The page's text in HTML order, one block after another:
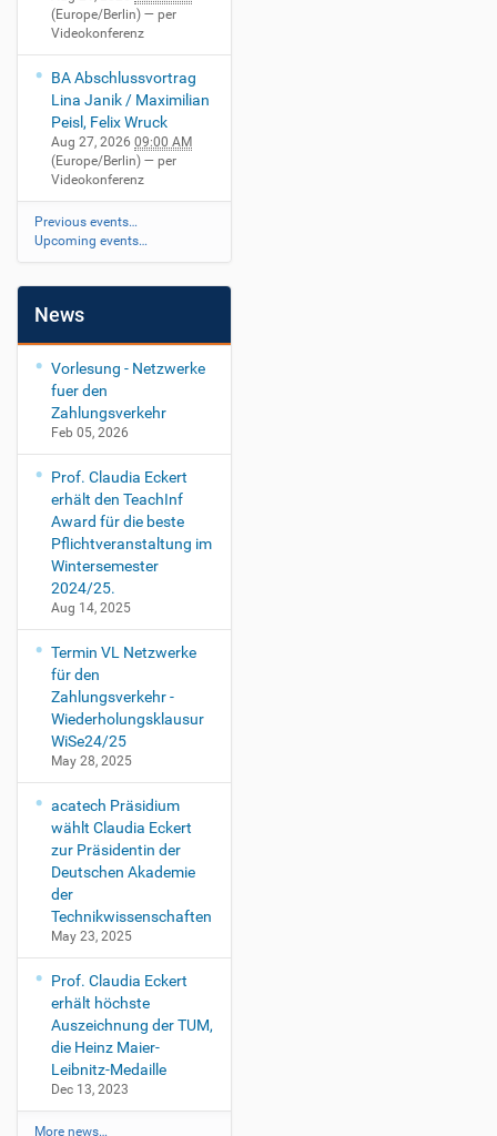
(Europe/Berlin) — per
Videokonferenz
BA Abschlussvortrag
Lina Janik / Maximilian
Peisl, Felix Wruck
Aug 27, 2026 09:00 AM
(Europe/Berlin) — per
Videokonferenz
Previous events…
Upcoming events…
News
Vorlesung - Netzwerke
fuer den
Zahlungsverkehr
Feb 05, 2026
Prof. Claudia Eckert
erhält den TeachInf
Award für die beste
Pflichtveranstaltung im
Wintersemester
2024/25.
Aug 14, 2025
Termin VL Netzwerke
für den
Zahlungsverkehr -
Wiederholungsklausur
WiSe24/25
May 28, 2025
acatech Präsidium
wählt Claudia Eckert
zur Präsidentin der
Deutschen Akademie
der
Technikwissenschaften
May 23, 2025
Prof. Claudia Eckert
erhält höchste
Auszeichnung der TUM,
die Heinz Maier-
Leibnitz-Medaille
Dec 13, 2023
More news…